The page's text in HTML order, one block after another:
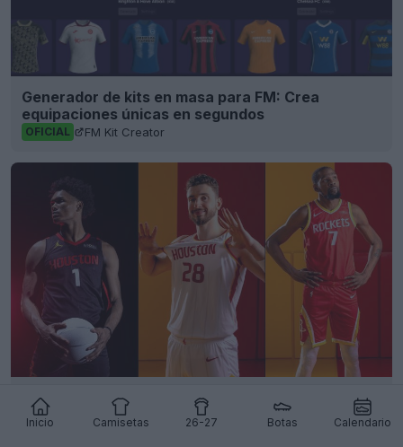
Inicio Camisetas 26-27 Botas Calendario
Generador de kits en masa para FM: Crea
equipaciones únicas en segundos
OFICIAL FM Kit Creator
Reveladas las camisetas de los Houston Rockets
25-26 + Nuevo logotipo